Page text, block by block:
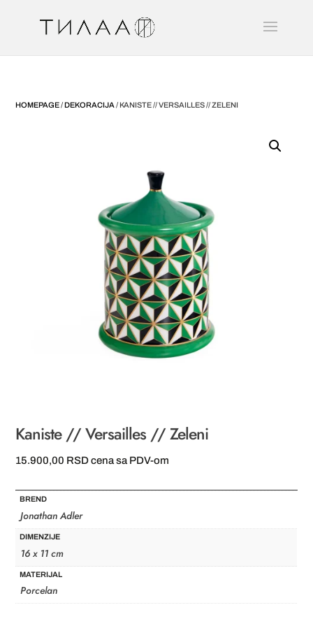
HOMEPAGE/DEKORACIJA / KANISTE // VERSAILLES // ZELENI
Kaniste // Versailles // Zeleni
15.900,00 RSD cena sa PDV-om
BREND
Jonathan Adler
DIMENZIJE
16 x 11 cm
MATERIJAL
Porcelan